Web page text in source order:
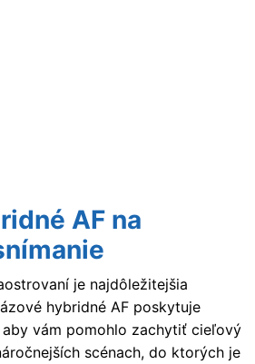
AF na
je najdôležitejšia
hybridné AF poskytuje
vám pomohlo zachytiť cieľový
scénach, do ktorých je